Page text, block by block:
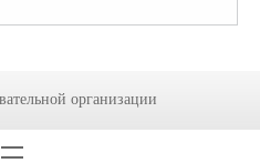
организации